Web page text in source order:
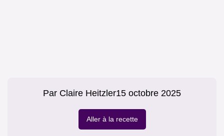
Par Claire Heitzler15 octobre 2025
Aller à la recette